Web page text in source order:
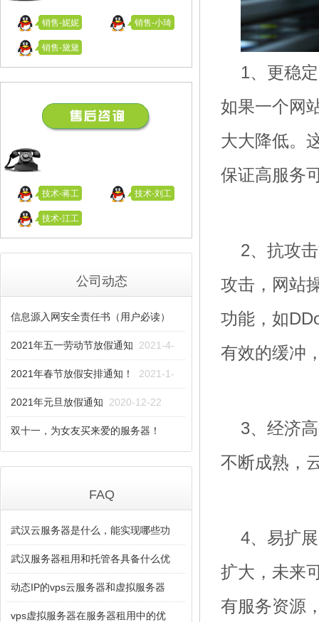
销售-妮妮 销售-小琦
销售-黛黛
技术-蒋工 技术-刘工
技术-江工
公司动态
信息源入网安全责任书（用户必读）
2021-11-4
2021年五一劳动节放假通知 2021-4-
27
2021年春节放假安排通知！ 2021-1-
29
2021年元旦放假通知 2020-12-22
双十一，为女友买来爱的服务器！
FAQ
武汉云服务器是什么，能实现哪些功
2021-5-6
武汉服务器租用和托管各具备什么优
2021-4-27
动态IP的vps云服务器和虚拟服务器
2021-4-26
vps虚拟服务器在服务器租用中的优
1、更稳
如果一个网
大大降低。
保证高服务
2、抗攻
攻击，网站
功能，如
有效的缓冲
3、经济
不断成熟，
4、易扩
扩大，未来
有服务资源